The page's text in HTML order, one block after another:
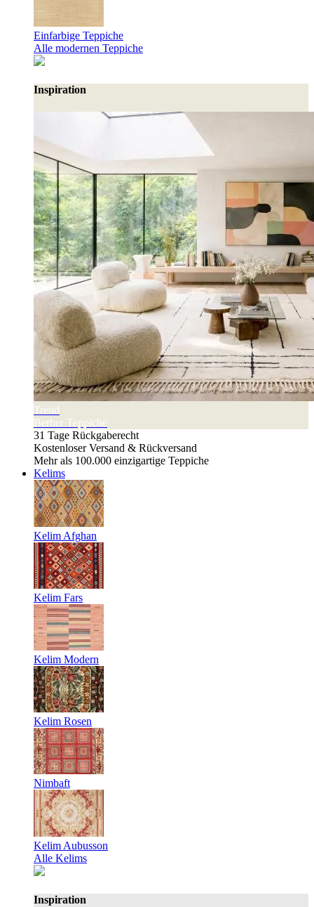
Einfarbige Teppiche
Alle modernen Teppiche
Inspiration
Trend
Berber Teppiche
31 Tage Rückgaberecht
Kostenloser Versand & Rückversand
Mehr als 100.000 einzigartige Teppiche
Kelims
Kelim Afghan
Kelim Fars
Kelim Modern
Kelim Rosen
Nimbaft
Kelim Aubusson
Alle Kelims
Inspiration